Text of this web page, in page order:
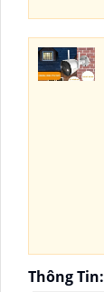
Thông Tin: